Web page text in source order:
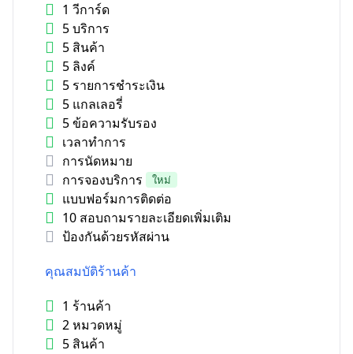
1 วีการ์ด
5 บริการ
5 สินค้า
5 ลิงค์
5 รายการชำระเงิน
5 แกลเลอรี่
5 ข้อความรับรอง
เวลาทำการ
การนัดหมาย
การจองบริการ
ใหม่
แบบฟอร์มการติดต่อ
10 สอบถามรายละเอียดเพิ่มเติม
ป้องกันด้วยรหัสผ่าน
คุณสมบัติร้านค้า
1 ร้านค้า
2 หมวดหมู่
5 สินค้า